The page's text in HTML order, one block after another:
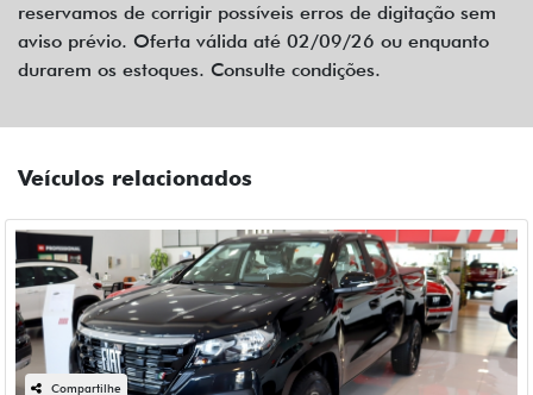
reservamos de corrigir possíveis erros de digitação sem
aviso prévio. Oferta válida até 02/09/26 ou enquanto
durarem os estoques. Consulte condições.
Veículos relacionados
Compartilhe